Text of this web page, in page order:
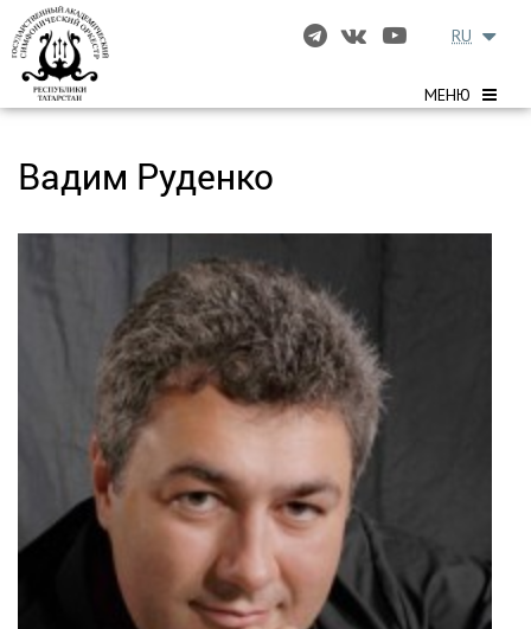
МЕНЮ
RU
Вадим Руденко